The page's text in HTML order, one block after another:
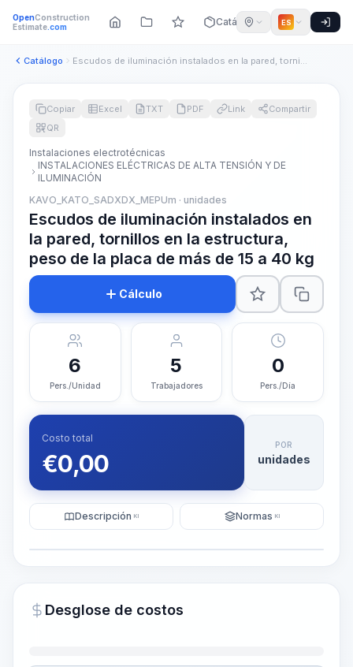
OpenConstruction
Estimate.com Catálogo ES
Catálogo Escudos de iluminación instalados en la pared, tornillos en ...
~15-30 Sek.
Copiar Excel TXT PDF Link
Compartir
QR
Instalaciones electrotécnicas
INSTALACIONES ELÉCTRICAS DE ALTA TENSIÓN Y DE
ILUMINACIÓN
KAVO_KATO_SADXDX_MEPUm · unidades
Escudos de iluminación instalados en
la pared, tornillos en la estructura,
peso de la placa de más de 15 a 40 kg
Cálculo
6
Pers./Unidad
5
Trabajadores
0
Pers./Día
Costo total
€0,00
POR
unidades
Descripción KI Normas KI
Desglose de costos